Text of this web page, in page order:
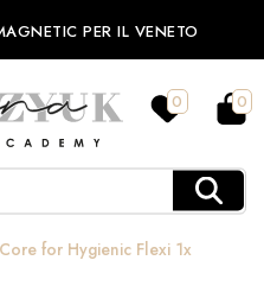
PER IL VENETO
0 0
for Hygienic Flexi 1x